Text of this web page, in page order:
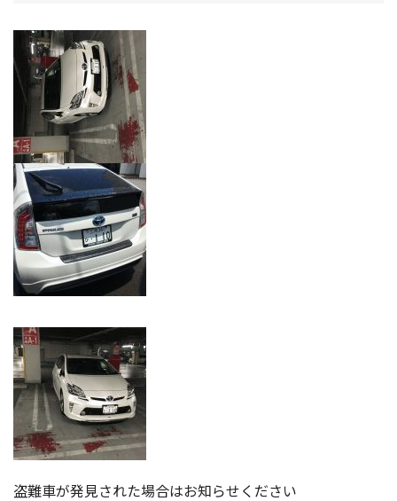
盗難車が発見された場合はお知らせください